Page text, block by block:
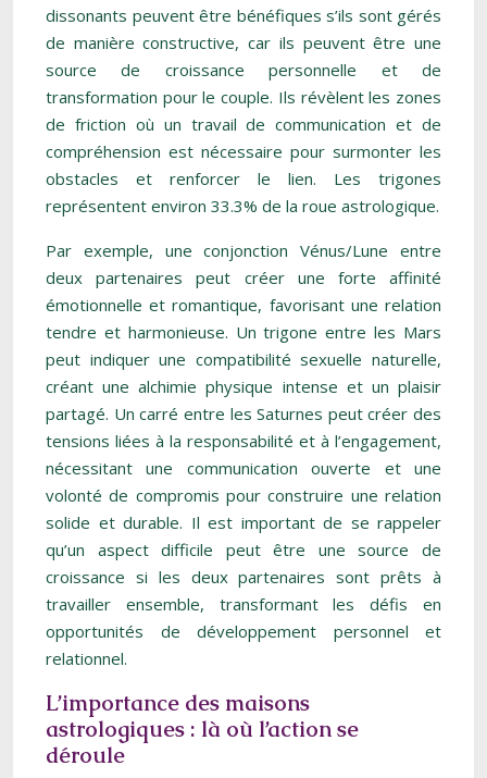
dissonants peuvent être bénéfiques s’ils sont gérés
de manière constructive, car ils peuvent être une
source de croissance personnelle et de
transformation pour le couple. Ils révèlent les zones
de friction où un travail de communication et de
compréhension est nécessaire pour surmonter les
obstacles et renforcer le lien. Les trigones
représentent environ 33.3% de la roue astrologique.
Par exemple, une conjonction Vénus/Lune entre
deux partenaires peut créer une forte affinité
émotionnelle et romantique, favorisant une relation
tendre et harmonieuse. Un trigone entre les Mars
peut indiquer une compatibilité sexuelle naturelle,
créant une alchimie physique intense et un plaisir
partagé. Un carré entre les Saturnes peut créer des
tensions liées à la responsabilité et à l’engagement,
nécessitant une communication ouverte et une
volonté de compromis pour construire une relation
solide et durable. Il est important de se rappeler
qu’un aspect difficile peut être une source de
croissance si les deux partenaires sont prêts à
travailler ensemble, transformant les défis en
opportunités de développement personnel et
relationnel.
L’importance des maisons
astrologiques : là où l’action se
déroule